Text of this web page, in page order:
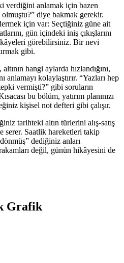
verdiğini anlamak için bazen
diye bakmak gerekir.
için var: Seçtiğiniz güne ait
gün içindeki iniş çıkışlarını
görebilirsiniz. Bir nevi
gibi.
hangi aylarda hızlandığını,
anlamayı kolaylaştırır. “Yazları hep
vermişti?” gibi soruların
bu bölüm, yatırım planınızı
kişisel not defteri gibi çalışır.
tarihteki altın türlerini alış-satış
serer. Saatlik hareketleri takip
dediğiniz anları
değil, günün hikâyesini de
Grafik